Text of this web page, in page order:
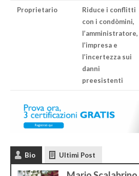
Proprietario
Riduce i conflitti
con i condòmini,
l’amministratore,
l’impresa e
l’incertezza sui
danni
preesistenti
Bio Ultimi Post